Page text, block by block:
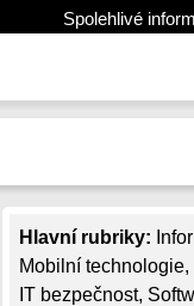
Spolehlivé
Hlavní rubriky:
Mobilní technologie,
IT bezpečnost,